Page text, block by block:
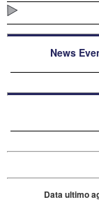
News
Data ultimo